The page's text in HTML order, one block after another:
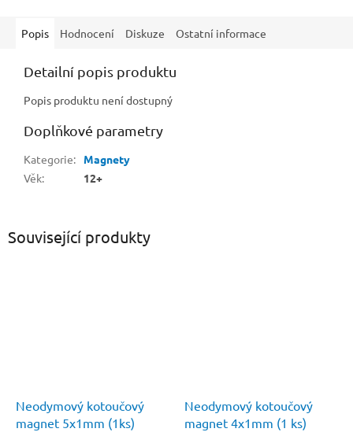
Související produkty
Neodymový kotoučový
magnet 5x1mm (1ks)
Neodymový kotoučový
magnet 4x1mm (1 ks)
Popis Hodnocení Diskuze Ostatní informace
Detailní popis produktu
Popis produktu není dostupný
Doplňkové parametry
Kategorie:
Magnety
Věk: 12+